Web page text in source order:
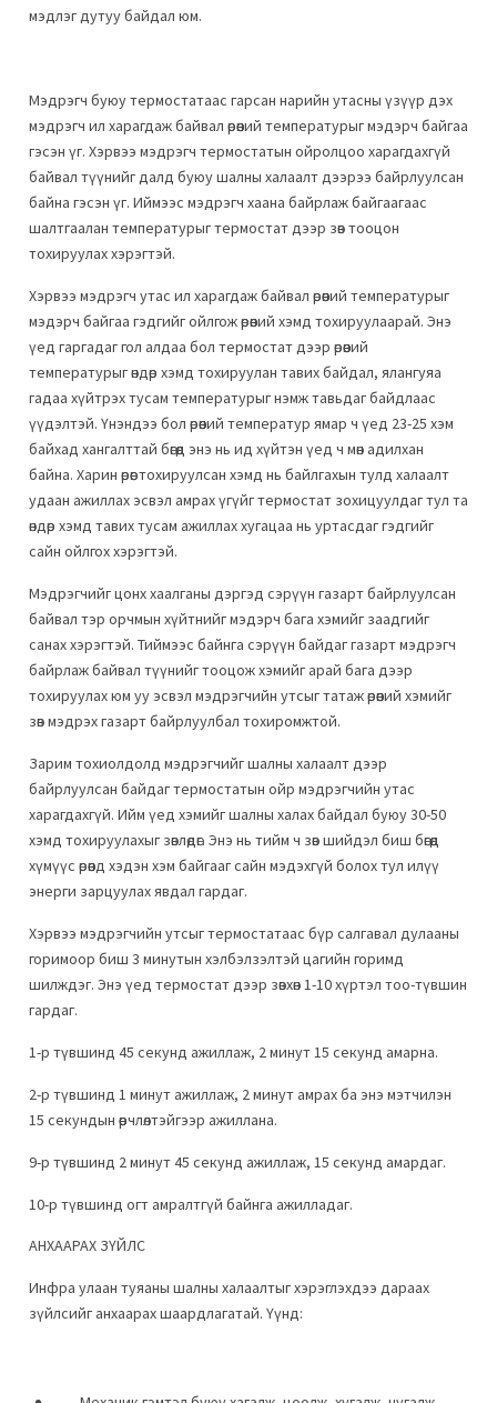
мэдлэг дутуу байдал юм.
Мэдрэгч буюу термостатаас гарсан нарийн утасны үзүүр дэх
мэдрэгч ил харагдаж байвал өрөөний температурыг мэдэрч байгаа
гэсэн үг. Хэрвээ мэдрэгч термостатын ойролцоо харагдахгүй
байвал түүнийг далд буюу шалны халаалт дээрээ байрлуулсан
байна гэсэн үг. Иймээс мэдрэгч хаана байрлаж байгаагаас
шалтгаалан температурыг термостат дээр зөв тооцон
тохируулах хэрэгтэй.
Хэрвээ мэдрэгч утас ил харагдаж байвал өрөөний температурыг
мэдэрч байгаа гэдгийг ойлгож өрөөний хэмд тохируулаарай. Энэ
үед гаргадаг гол алдаа бол термостат дээр өрөөний
температурыг өндөр хэмд тохируулан тавих байдал, ялангуяа
гадаа хүйтрэх тусам температурыг нэмж тавьдаг байдлаас
үүдэлтэй. Үнэндээ бол өрөөний температур ямар ч үед 23-25 хэм
байхад хангалттай бөгөөд энэ нь ид хүйтэн үед ч мөн адилхан
байна. Харин өрөөг тохируулсан хэмд нь байлгахын тулд халаалт
удаан ажиллах эсвэл амрах үгүйг термостат зохицуулдаг тул та
өндөр хэмд тавих тусам ажиллах хугацаа нь уртасдаг гэдгийг
сайн ойлгох хэрэгтэй.
Мэдрэгчийг цонх хаалганы дэргэд сэрүүн газарт байрлуулсан
байвал тэр орчмын хүйтнийг мэдэрч бага хэмийг заадгийг
санах хэрэгтэй. Тиймээс байнга сэрүүн байдаг газарт мэдрэгч
байрлаж байвал түүнийг тооцож хэмийг арай бага дээр
тохируулах юм уу эсвэл мэдрэгчийн утсыг татаж өрөөний хэмийг
зөв мэдрэх газарт байрлуулбал тохиромжтой.
Зарим тохиолдолд мэдрэгчийг шалны халаалт дээр
байрлуулсан байдаг термостатын ойр мэдрэгчийн утас
харагдахгүй. Ийм үед хэмийг шалны халах байдал буюу 30-50
хэмд тохируулахыг зөвлөдөг. Энэ нь тийм ч зөв шийдэл биш бөгөөд
хүмүүс өрөөнд хэдэн хэм байгааг сайн мэдэхгүй болох тул илүү
энерги зарцуулах явдал гардаг.
Хэрвээ мэдрэгчийн утсыг термостатаас бүр салгавал дулааны
горимоор биш 3 минутын хэлбэлзэлтэй цагийн горимд
шилждэг. Энэ үед термостат дээр зөвхөн 1-10 хүртэл тоо-түвшин
гардаг.
1-р түвшинд 45 секунд ажиллаж, 2 минут 15 секунд амарна.
2-р түвшинд 1 минут ажиллаж, 2 минут амрах ба энэ мэтчилэн
15 секундын өөрчлөлтэйгээр ажиллана.
9-р түвшинд 2 минут 45 секунд ажиллаж, 15 секунд амардаг.
10-р түвшинд огт амралтгүй байнга ажилладаг.
АНХААРАХ ЗҮЙЛС
Инфра улаан туяаны шалны халаалтыг хэрэглэхдээ дараах
зүйлсийг анхаарах шаардлагатай. Үүнд: